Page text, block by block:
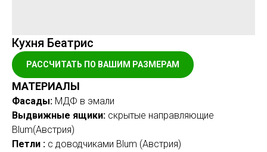
Кухня Беатрис
РАССЧИТАТЬ ПО ВАШИМ РАЗМЕРАМ
МАТЕРИАЛЫ
Фасады: МДФ в эмали
Выдвижные ящики: скрытые направляющие
Blum(Австрия)
Петли : с доводчиками Blum (Австрия)